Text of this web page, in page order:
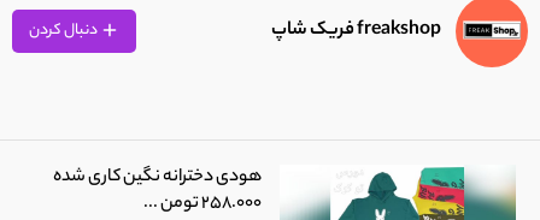
freakshop فریک شاپ
هودی دخترانه نگین کاری شده
258.000 تومن ...